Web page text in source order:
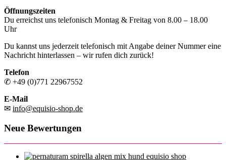
Öffnungszeiten
Du erreichst uns telefonisch Montag & Freitag von 8.00 – 18.00
Uhr
Du kannst uns jederzeit telefonisch mit Angabe deiner Nummer eine
Nachricht hinterlassen – wir rufen dich zurück!
Telefon
✆ +49 (0)771 22967552
E-Mail
✉ info@equisio-shop.de
Neue Bewertungen